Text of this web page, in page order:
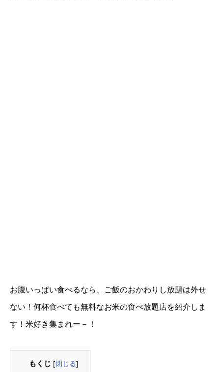
お腹いっぱい食べるなら、ご飯のおかわりし放題は外せ
ない！何杯食べても無料なお米の食べ放題店を紹介しま
す！米好き集まれー－！
もくじ [閉じる]